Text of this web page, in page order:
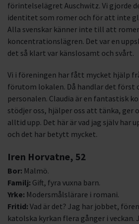
förintelselägret Auschwitz. Vi gjorde
identitet som romer och för att inte
Alla svenskar känner inte till att
koncentrationslägren. Det var en
det så klart var känslosamt och svårt.
Vi i föreningen har fått mycket hjälp
förutom lokalen. Då handlar det först
personalen. Claudia är en fantastisk
stödjer oss, hjälper oss att tänka, ger
alltid upp. Det här är vad jag själv har
och det har betytt mycket.
Iren Horvatne, 52
Bor: Malmö.
Familj: Gift, fyra vuxna barn.
Yrke: Modersmålslärare i romani.
Fritid: Vad är det? Jag har jobbet,
katolska kyrkan flera gånger i veckan.